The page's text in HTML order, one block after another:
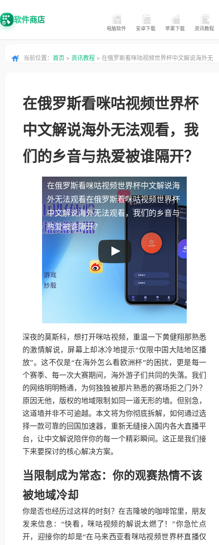
软件商店
电脑软件 安卓下载 苹果下载 资讯教程
当前位置： 首页 > 资讯教程 > 在俄罗斯看咪咕视频世界杯中文解说海外无
在俄罗斯看咪咕视频世界杯
中文解说海外无法观看，我
们的乡音与热爱被谁隔开？
在俄罗斯看咪咕视频世界杯中文解说海
外无法观看在俄罗斯看咪咕视频世界杯
中文解说海外无法观看，我们的乡音与
热爱被谁隔开？
深夜的莫斯科，想打开咪咕视频，重温一下黄健翔那熟悉
的激情解说，屏幕上却冰冷地提示“仅限中国大陆地区播
放”。这不仅是“在海外怎么看欧洲杯”的困扰，更是每一
个赛季、每一次大赛期间，海外游子们共同的失落。我们
的网络明明畅通，为何独独被那片熟悉的赛场拒之门外？
原因无他，版权的地域限制如同一道无形的墙。但别急，
这道墙并非不可逾越。本文将为你彻底拆解，如何通过选
择一款可靠的回国加速器，重新无缝接入国内各大直播平
台，让中文解说陪伴你的每一个精彩瞬间。这正是我们接
下来要探讨的核心解决方案。
当限制成为常态：你的观赛热情不该
被地域冷却
你是否也经历过这样的时刻？在吉隆坡的咖啡馆里，朋友
发来信息：“快看，咪咕视频的解说太燃了！”你急忙点
开，迎接你的却是“在马来西亚看咪咕视频世界杯直播仅